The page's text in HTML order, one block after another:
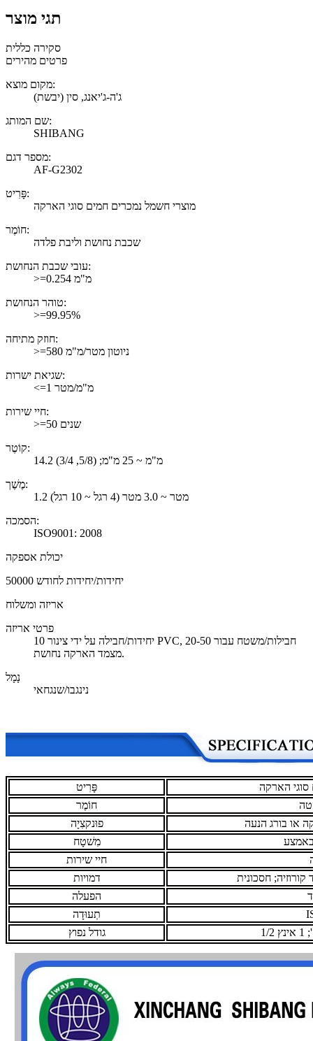
תגי מוצר
סקירה כללית
פרטים מהירים
מקום מוצא:
ג'ה-ג'יאנג, סין (יבשת)
שם המותג:
SHIBANG
מספר דגם:
AF-G2302
פָּרִיט:
מוצרי חשמל נמכרים חמים סוגי הארקה
חוֹמֶר:
שכבת נחושת וליבת פלדה
עובי שכבת הנחושת:
>=0.254 מ"מ
טוהר הנחושת:
>=99.95%
חוזק מתיחה:
>=580 ניוטון מטר/מ"מ
שגיאת ישרות:
<=1 מ"מ/מטר
חיי שירות:
>=50 שנים
קוֹטֶר:
14.2 מ"מ ~ 25 מ"מ; (5/8, 3/4)
מֶשֶׁך:
1.2 מטר ~ 3.0 מטר (4 רגל ~ 10 רגל)
הסמכה:
ISO9001: 2008
יכולת אספקה
50000 יחידות/יחידות לחודש
אריזה ומשלוח
פרטי אריזה
10 יחידות/חבילה על ידי צינור PVC, 20-50 חבילות/משטח עבור
מצמד הארקה נחושת.
נָמָל
נינגבו/שנגחאי
פָּרִיט
סוגי הארקה
חוֹמֶר
פוּנקצִיָה
או בורג הנעה
מִשׁטָח
חיי שירות
דמויות
קורוזיה; חסכונית
הפעלה
תְעוּדָה
גודל נפוץ